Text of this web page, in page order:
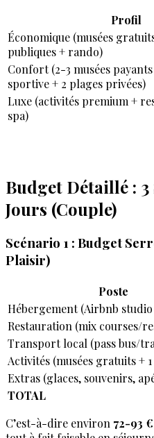
Profil
Économique (musées
publiques + rando)
Confort (2-3 musées
sportive + 2 plages privées)
Luxe (activités premium +
spa)
Budget Détaillé :
Jours (Couple)
Scénario 1 : Budget
Plaisir)
Poste
Hébergement (Airbnb
Restauration (mix courses/
Transport local (pass bus/
Activités (musées gratuits +
Extras (glaces, souvenirs,
TOTAL
C’est-à-dire environ 72-93